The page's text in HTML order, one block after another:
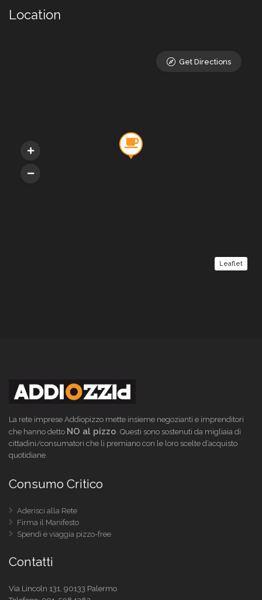
Location
Leaflet
Get Directions
La rete imprese Addiopizzo mette insieme negozianti e imprenditori
che hanno detto NO al pizzo. Questi sono sostenuti da migliaia di
cittadini/consumatori che li premiano con le loro scelte d’acquisto
quotidiane.
Consumo Critico
Aderisci alla Rete
Firma il Manifesto
Spendi e viaggia pizzo-free
Contatti
Via Lincoln 131, 90133 Palermo